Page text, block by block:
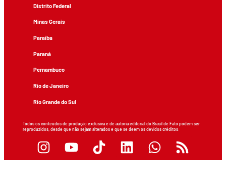
Distrito Federal
Minas Gerais
Paraíba
Paraná
Pernambuco
Rio de Janeiro
Rio Grande do Sul
Todos os conteúdos de produção exclusiva e de autoria editorial do Brasil de Fato podem ser
reproduzidos, desde que não sejam alterados e que se deem os devidos créditos.